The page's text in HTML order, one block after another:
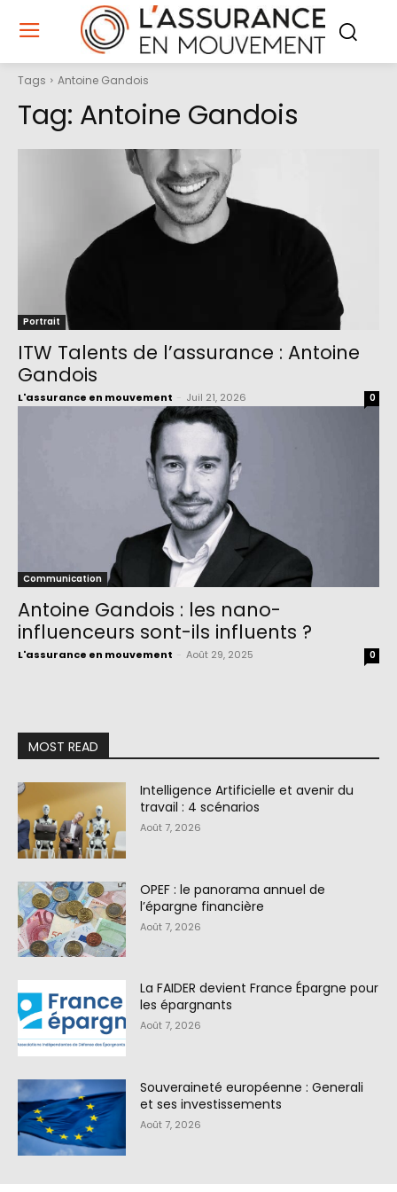
Tags Antoine Gandois
Tag: Antoine Gandois
Portrait
ITW Talents de l’assurance : Antoine
Gandois
L'assurance en mouvement Juil 21, 2026 0
Communication
Antoine Gandois : les nano-
influenceurs sont-ils influents ?
L'assurance en mouvement Août 29, 2025 0
MOST READ
Intelligence Artificielle et avenir du
travail : 4 scénarios
Août 7, 2026
OPEF : le panorama annuel de
l’épargne financière
Août 7, 2026
La FAIDER devient France Épargne pour
les épargnants
Août 7, 2026
Souveraineté européenne : Generali
et ses investissements
Août 7, 2026